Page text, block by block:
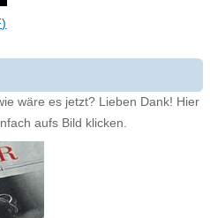
wäre es jetzt? Lieben Dank! Hier
aufs Bild klicken.